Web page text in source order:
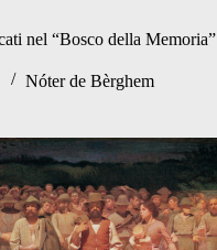
nel “Bosco della Memoria”
Nóter de Bèrghem